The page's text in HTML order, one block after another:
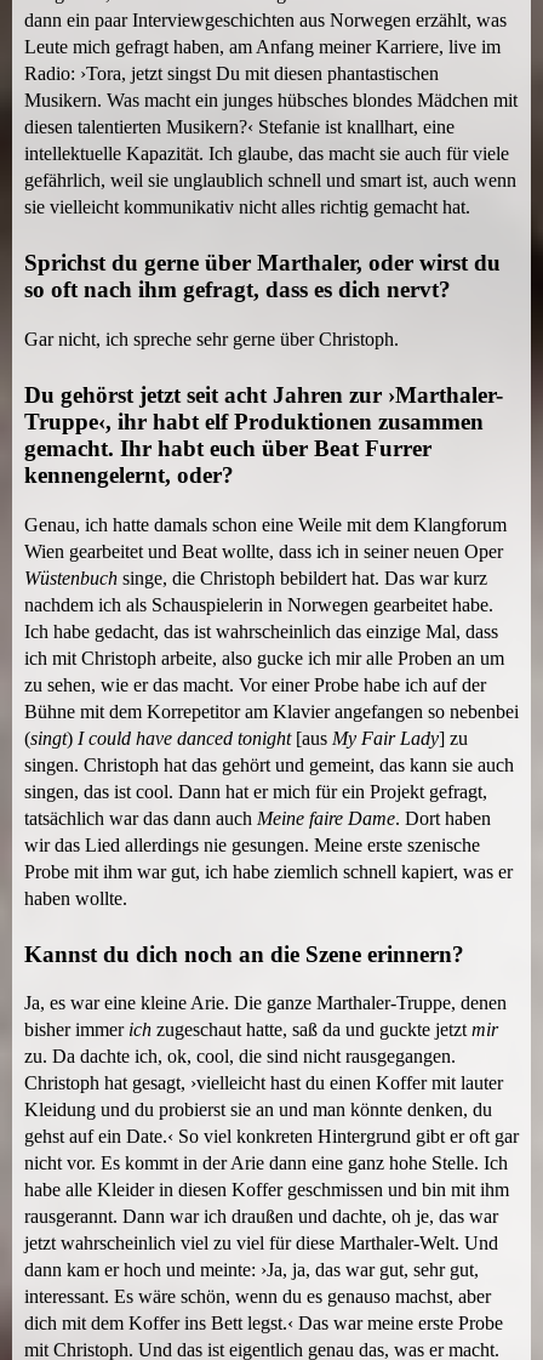
x
t
e
r
n
a
l
)
dann ein paar Interviewgeschichten aus Norwegen erzählt, was
Leute mich gefragt haben, am Anfang meiner Karriere, live im
Radio: ›Tora, jetzt singst Du mit diesen phantastischen
Musikern. Was macht ein junges hübsches blondes Mädchen mit
diesen talentierten Musikern?‹ Stefanie ist knallhart, eine
intellektuelle Kapazität. Ich glaube, das macht sie auch für viele
gefährlich, weil sie unglaublich schnell und smart ist, auch wenn
sie vielleicht kommunikativ nicht alles richtig gemacht hat.
Sprichst du gerne über Marthaler, oder wirst du
so oft nach ihm gefragt, dass es dich nervt?
Gar nicht, ich spreche sehr gerne über Christoph.
Du gehörst jetzt seit acht Jahren zur ›Marthaler-
Truppe‹, ihr habt elf Produktionen zusammen
gemacht. Ihr habt euch über Beat Furrer
kennengelernt, oder?
Genau, ich hatte damals schon eine Weile mit dem Klangforum
Wien gearbeitet und Beat wollte, dass ich in seiner neuen Oper
Wüstenbuch singe, die Christoph bebildert hat. Das war kurz
nachdem ich als Schauspielerin in Norwegen gearbeitet habe.
Ich habe gedacht, das ist wahrscheinlich das einzige Mal, dass
ich mit Christoph arbeite, also gucke ich mir alle Proben an um
zu sehen, wie er das macht. Vor einer Probe habe ich auf der
Bühne mit dem Korrepetitor am Klavier angefangen so nebenbei
(singt) I could have danced tonight[aus My Fair Lady] zu
singen. Christoph hat das gehört und gemeint, das kann sie auch
singen, das ist cool. Dann hat er mich für ein Projekt gefragt,
tatsächlich war das dann auch Meine faire Dame. Dort haben
wir das Lied allerdings nie gesungen. Meine erste szenische
Probe mit ihm war gut, ich habe ziemlich schnell kapiert, was er
haben wollte.
Kannst du dich noch an die Szene erinnern?
Ja, es war eine kleine Arie. Die ganze Marthaler-Truppe, denen
bisher immer ich zugeschaut hatte, saß da und guckte jetzt mir
zu. Da dachte ich, ok, cool, die sind nicht rausgegangen.
Christoph hat gesagt, ›vielleicht hast du einen Koffer mit lauter
Kleidung und du probierst sie an und man könnte denken, du
gehst auf ein Date.‹ So viel konkreten Hintergrund gibt er oft gar
nicht vor. Es kommt in der Arie dann eine ganz hohe Stelle. Ich
habe alle Kleider in diesen Koffer geschmissen und bin mit ihm
rausgerannt. Dann war ich draußen und dachte, oh je, das war
jetzt wahrscheinlich viel zu viel für diese Marthaler-Welt. Und
dann kam er hoch und meinte: ›Ja, ja, das war gut, sehr gut,
interessant. Es wäre schön, wenn du es genauso machst, aber
dich mit dem Koffer ins Bett legst.‹ Das war meine erste Probe
mit Christoph. Und das ist eigentlich genau das, was er macht.